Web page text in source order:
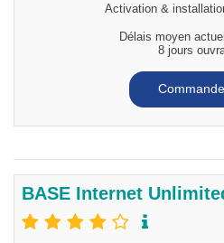
Activation &
Délais moyen
8 jours
BASE Internet